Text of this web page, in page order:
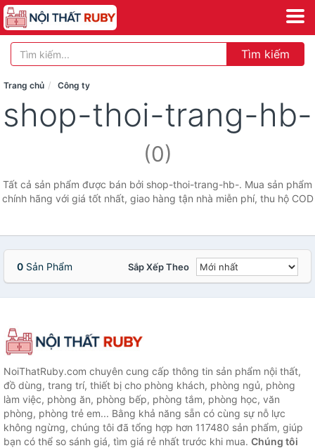
Tìm kiếm
Trang chủ Công ty
shop-thoi-trang-hb-
(0)
Tất cả sản phẩm được bán bởi shop-thoi-trang-hb-. Mua sản phẩm
chính hãng với giá tốt nhất, giao hàng tận nhà miễn phí, thu hộ COD
0 Sản Phẩm Sắp Xếp Theo
NoiThatRuby.com chuyên cung cấp thông tin sản phẩm nội thất,
đồ dùng, trang trí, thiết bị cho phòng khách, phòng ngủ, phòng
làm việc, phòng ăn, phòng bếp, phòng tắm, phòng học, văn
phòng, phòng trẻ em... Bằng khả năng sẵn có cùng sự nỗ lực
không ngừng, chúng tôi đã tổng hợp hơn 117480 sản phẩm, giúp
bạn có thể so sánh giá, tìm giá rẻ nhất trước khi mua. Chúng tôi